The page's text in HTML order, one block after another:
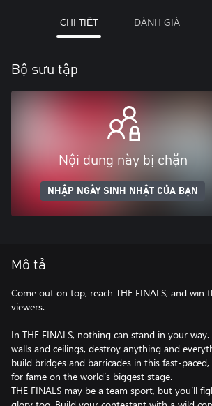
CHI TIẾT ĐÁNH GIÁ
Bộ sưu tập
Nội dung này bị chặn
NHẬP NGÀY SINH NHẬT CỦA BẠN
Mô tả
Come out on top, reach THE FINALS, and win
viewers.
In THE FINALS, nothing can stand in your
walls and ceilings, destroy anything and
build bridges and barricades in this fast-
for fame on the world’s biggest stage.
THE FINALS may be a team sport, but you’ll